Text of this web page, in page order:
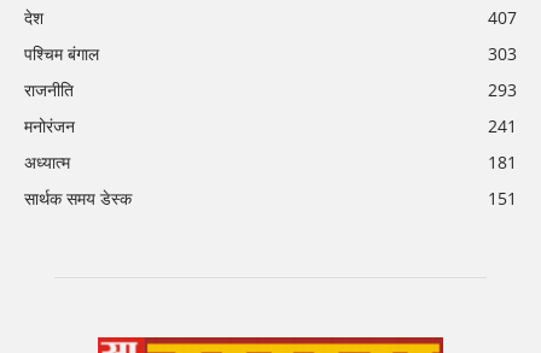
देश
407
पश्चिम बंगाल
303
राजनीति
293
मनोरंजन
241
अध्यात्म
181
सार्थक समय डेस्क
151